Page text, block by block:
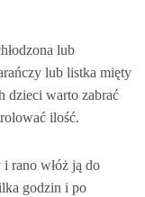
lub
lub listka mięty
dzieci warto zabrać
ilość.
rano włóż ją do
godzin i po